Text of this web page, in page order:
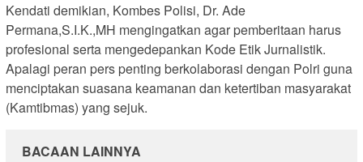
Kendati demikian, Kombes Polisi, Dr. Ade
Permana,S.I.K.,MH mengingatkan agar pemberitaan harus
profesional serta mengedepankan Kode Etik Jurnalistik.
Apalagi peran pers penting berkolaborasi dengan Polri guna
menciptakan suasana keamanan dan ketertiban masyarakat
(Kamtibmas) yang sejuk.
BACAAN LAINNYA